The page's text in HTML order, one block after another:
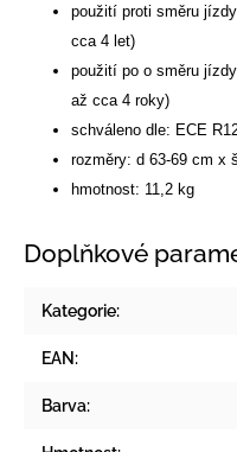
použití proti směru
cca 4 let)
použití po o směru
až cca 4 roky)
schváleno dle: ECE
rozměry: d 63-69 cm x
hmotnost: 11,2 kg
Doplňkové
Kategorie:
EAN:
Barva: